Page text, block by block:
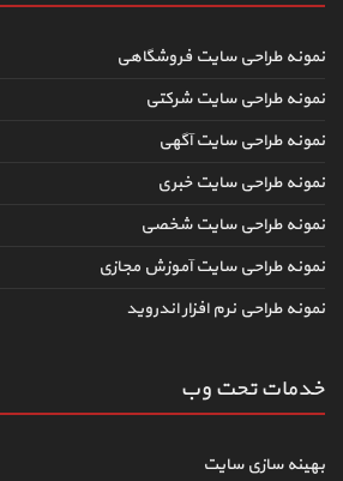
نمونه طراحی سایت فروشگاهی
نمونه طراحی سایت شرکتی
نمونه طراحی سایت آگهی
نمونه طراحی سایت خبری
نمونه طراحی سایت شخصی
نمونه طراحی سایت آموزش مجازی
نمونه طراحی نرم افزار اندروید
خدمات تحت وب
بهینه سازی سایت